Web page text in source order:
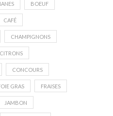
BOEUF
CAFÉ
CHAMPIGNONS
CITRONS
CONCOURS
GRAS FRAISES
JAMBON